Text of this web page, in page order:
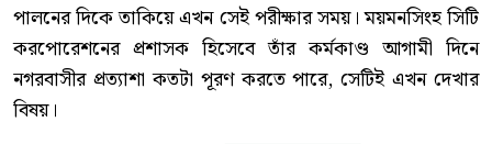
পালনের দিকে তাকিয়ে এখন সেই পরীক্ষার সময়। ময়মনসিংহ সিটি
করপোরেশনের প্রশাসক হিসেবে তাঁর কর্মকাণ্ড আগামী দিনে
নগরবাসীর প্রত্যাশা কতটা পূরণ করতে পারে, সেটিই এখন দেখার
বিষয়।